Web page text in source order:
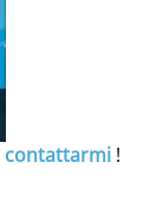
contattarmi !